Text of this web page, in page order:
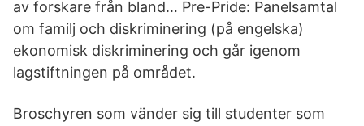
av forskare från bland… Pre-Pride: Panelsamtal
om familj och diskriminering (på engelska)
ekonomisk diskriminering och går igenom
lagstiftningen på området.
Broschyren som vänder sig till studenter som